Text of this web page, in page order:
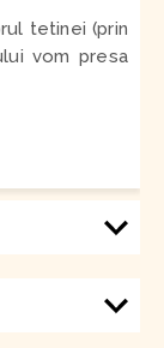
tetinei (prin
vom presa